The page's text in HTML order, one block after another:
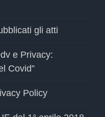
gli atti
e Privacy:
Covid”
Policy